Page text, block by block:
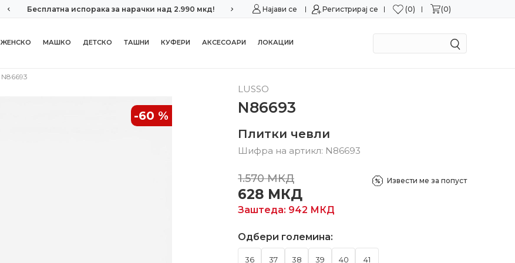
Бесплатна испорака за нарачки над 2.990 мкд! Можност за замена во рок од 15 дена!
Најави се Регистрирај се 0 0
ЖЕНСКО МАШКО ДЕТСКО ТАШНИ КУФЕРИ АКСЕСОАРИ ЛОКАЦИИ
N86693
-60 %
LUSSO
N86693
Плитки чевли
Шифра на артикл: N86693
1.570 МКД
628 МКД
Заштеда: 942 МКД
Извести ме за попуст
Одбери големина:
36 37 38 39 40 41